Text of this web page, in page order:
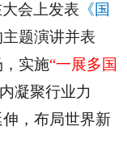
会上发表 《国
主题演讲并表
实施“一展多国
凝聚行业力
，布局世界新